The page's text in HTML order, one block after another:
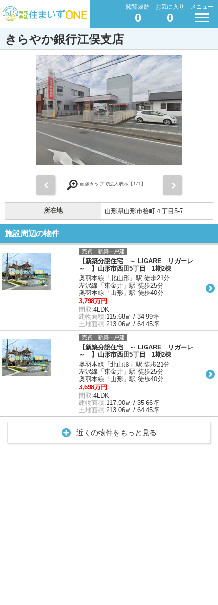
閲覧履歴
0
お気に入り
0
メニュー
きらやか銀行江俣支店
画像タップで拡大表示【1/1】
所在地 山形県山形市桧町４丁目5-7
施設周辺の物件
売買｜新築一戸建
【新築分譲住宅 ～ LIGARE リガーレ
～ 】山形市西田5丁目 1期2棟
奥羽本線「北山形」駅 徒歩21分
左沢線「東金井」駅 徒歩25分
奥羽本線「山形」駅 徒歩40分
3,798万円
間取:4LDK
建物面積:115.68㎡ / 34.99坪
土地面積:213.06㎡ / 64.45坪
売買｜新築一戸建
【新築分譲住宅 ～ LIGARE リガーレ
～ 】山形市西田5丁目 1期2棟
奥羽本線「北山形」駅 徒歩21分
左沢線「東金井」駅 徒歩25分
奥羽本線「山形」駅 徒歩40分
3,698万円
間取:4LDK
建物面積:117.90㎡ / 35.66坪
土地面積:213.06㎡ / 64.45坪
近くの物件をもっと見る